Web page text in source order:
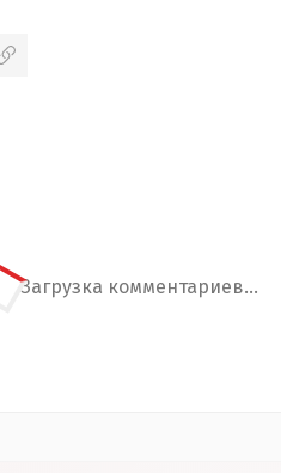
Загрузка комментариев...